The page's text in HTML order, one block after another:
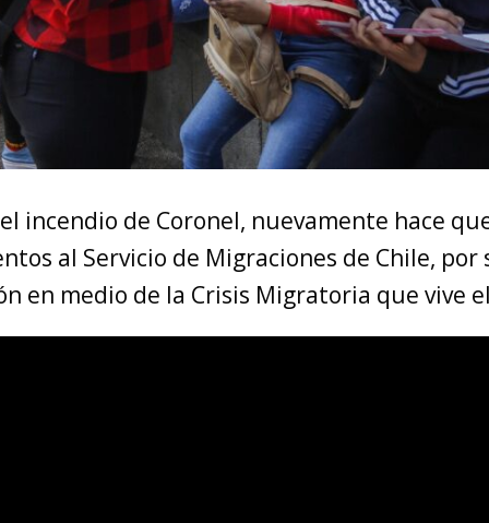
incendio de Coronel, nuevamente hace
al Servicio de Migraciones de Chile, por
en medio de la Crisis Migratoria que vive